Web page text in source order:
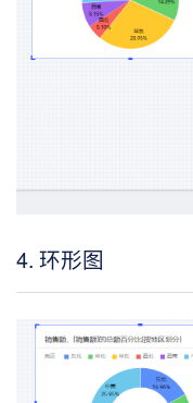
4. 环形图